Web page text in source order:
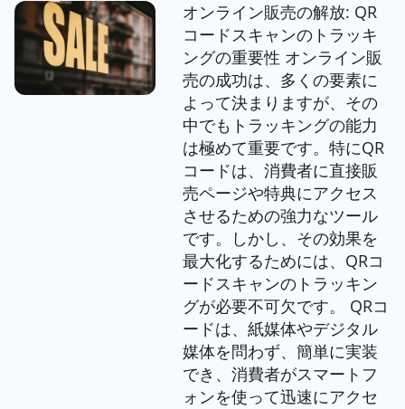
オンライン販売の解放: QR
コードスキャンのトラッキ
ングの重要性 オンライン販
売の成功は、多くの要素に
よって決まりますが、その
中でもトラッキングの能力
は極めて重要です。特にQR
コードは、消費者に直接販
売ページや特典にアクセス
させるための強力なツール
です。しかし、その効果を
最大化するためには、QRコ
ードスキャンのトラッキン
グが必要不可欠です。 QRコ
ードは、紙媒体やデジタル
媒体を問わず、簡単に実装
でき、消費者がスマートフ
ォンを使って迅速にアクセ